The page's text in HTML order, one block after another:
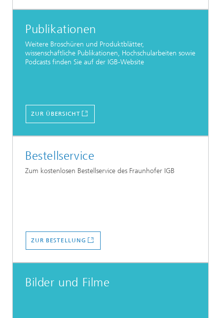
Publikationen
Weitere Broschüren und Produktblätter,
wissenschaftliche Publikationen, Hochschularbeiten sowie
Podcasts finden Sie auf der IGB-Website
ZUR ÜBERSICHT
Bestellservice
Zum kostenlosen Bestellservice des Fraunhofer IGB
ZUR BESTELLUNG
Bilder und Filme